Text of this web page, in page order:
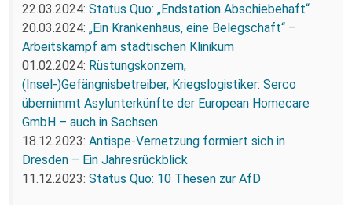
22.03.2024: Status Quo: „Endstation Abschiebehaft“
20.03.2024: „Ein Krankenhaus, eine Belegschaft“ –
Arbeitskampf am städtischen Klinikum
01.02.2024: Rüstungskonzern,
(Insel-)Gefängnisbetreiber, Kriegslogistiker: Serco
übernimmt Asylunterkünfte der European Homecare
GmbH – auch in Sachsen
18.12.2023: Antispe-Vernetzung formiert sich in
Dresden – Ein Jahresrückblick
11.12.2023: Status Quo: 10 Thesen zur AfD